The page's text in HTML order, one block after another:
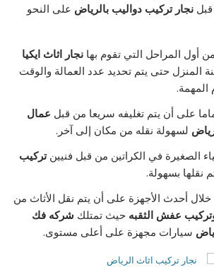
قبلنجار تركيب دواليب بالرياض على النحو
أول المراحل التي تقوم بهانجار اثاث ايكيا
المنزل حتى يتم تحديد عدد العمالة والوقت
المهمة.
على أن يتم تغليفه سريعا من قبل عمال
لسهولة نقله من مكان إلى آخر.
الصغيرة في الكراتين من قبل فنيينتركيب
نقلها بسهولة.
خلال أحدث الأجهزة على أن يتم نقل الأثاث من
عفش الثقبه حيث تمتلك شركه فك
سيارات مجهزة على أعلى مستوى.